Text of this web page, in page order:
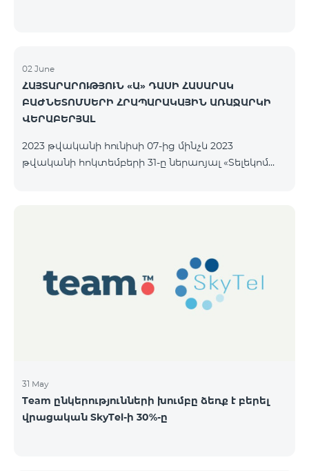
02 June
ՀԱՅՏԱՐԱՐՈՒԹՅՈՒՆ «Ա» ԴԱՍԻ ՀԱՍԱՐԱԿ
ԲԱԺՆԵՏՈՄՍԵՐԻ ՀՐԱՊԱՐԱԿԱՅԻՆ ԱՌԱՋԱՐԿԻ
ՎԵՐԱԲԵՐՅԱԼ
2023 թվականի հունիսի 07-ից մինչև 2023
թվականի հոկտեմբերի 31-ը ներառյալ «Տելեկոմ
«Ա» դասի հասարակ բաժնետոմսեր ՔԱՆԱԿԸ
40,000,000 հատ ՄԵԿ ԲԱԺՆԵՏՈՄՍԻ ԳԻՆԸ 206 ՀՀ
դրամ ՏԵՂԱԲԱՇԽՄԱՆ ԸՆԴՀԱՆՈՒՐ ԾԱՎԱԼԸ
31 May
Team ընկերությունների խումբը ձեռք է բերել
վրացական SkyTel-ի 30%-ը